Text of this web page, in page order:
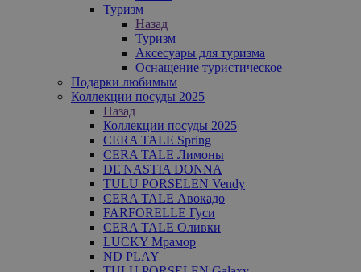
Туризм
Назад
Туризм
Аксесуары для туризма
Оснащение туристическое
Подарки любимым
Коллекции посуды 2025
Назад
Коллекции посуды 2025
CERA TALE Spring
CERA TALE Лимоны
DE'NASTIA DONNA
TULU PORSELEN Vendy
CERA TALE Авокадо
FARFORELLE Гуси
CERA TALE Оливки
LUCKY Мрамор
ND PLAY